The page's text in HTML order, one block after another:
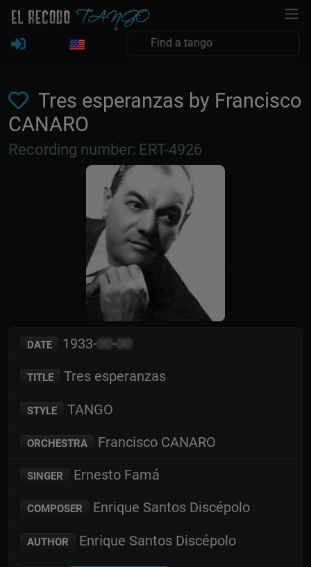
Tres esperanzas by Francisco
CANARO
Recording number: ERT-4926
DATE 1933-00 -00
TITLE Tres esperanzas
STYLE TANGO
ORCHESTRA Francisco CANARO
SINGER Ernesto Famá
COMPOSER Enrique Santos Discépolo
AUTHOR Enrique Santos Discépolo